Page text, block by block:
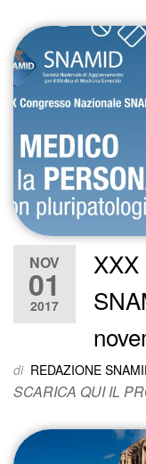
NOV
01
2017
di REDAZIONE
SCARICA QUI IL